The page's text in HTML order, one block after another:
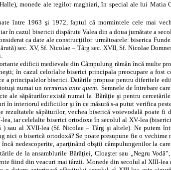
monede ale regilor maghiari, în special ale lui Matia
între 1963 şi 1972, faptul că mormintele cele mai
în cazul bisericii dispărute Valea din a doua jumătate a
ca date ale construcţiilor următoarele: biserica
sec. XV, Sf. Nicolae – Târg sec. XVII, Sf. Nicolae
edificii medievale din Câmpulung rămân încă multe
în cazul celorlalte biserici principala preocupare a fost
a principalelor biserici. Datările propuse pentru diferitele
numai un terminus ante quem. Semnele de întrebare
ale săpăturilor există numai la Bărăţie şi pentru
în interiorul edificiilor şi în ce măsură s‑a putut verifica
rezultatele săpăturilor, vechea biserică voievodală poate
iar celelalte biserici ortodoxe în secolul al XV‑lea
sau al XVII‑lea (Sf. Nicolae – Târg şi altele). Ne putem
o biserică ortodoxă? Se poate presupune fie o vechime
nedescoperite, aparţinând obştii câmpulungenilor la
de la ansamblurile Bărăţiei, Cloaşter sau „Negru
fiind din veacuri mai târzii. Monede din secolul al